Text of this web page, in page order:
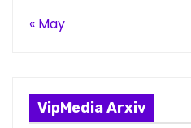
« May
VipMedia Arxiv